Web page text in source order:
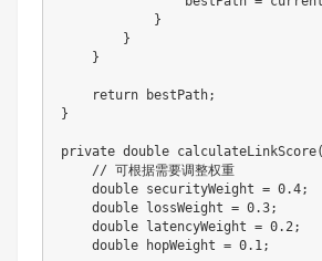
}
}
}
return bestPath;
}
private double calculateLinkScore(
// 可根据需要调整权重
double securityWeight = 0.4;
double lossWeight = 0.3;
double latencyWeight = 0.2;
double hopWeight = 0.1;